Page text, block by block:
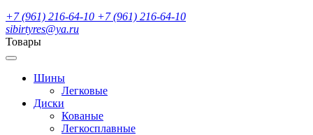
+7 (961) 216-64-10 +7 (961) 216-64-10
sibirtyres@ya.ru
Товары
Шины
Легковые
Диски
Кованые
Легкосплавные